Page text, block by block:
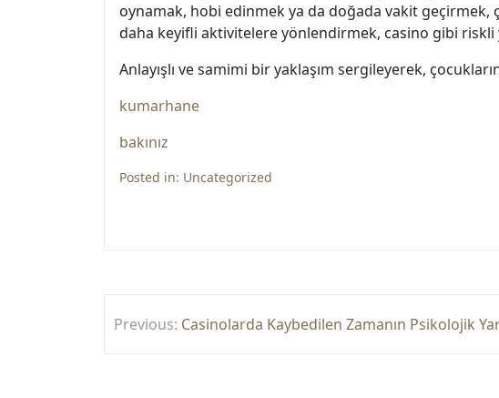
oynamak, hobi edinmek ya da doğada vakit geçirmek,
daha keyifli aktivitelere yönlendirmek, casino gibi riskli
Anlayışlı ve samimi bir yaklaşım sergileyerek,
kumarhane
bakınız
Posted in: Uncategorized
Yazı
Previous: Casinolarda Kaybedilen Zamanın Psikolojik